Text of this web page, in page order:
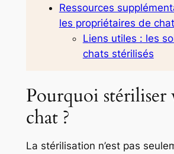
Ressources
les propriétaires de
Liens utiles : les
chats stérilisés
Pourquoi stériliser
chat ?
La stérilisation n’est pas